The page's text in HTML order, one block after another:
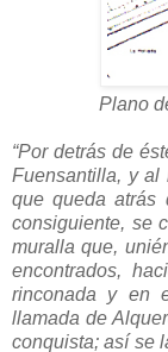
Plano
“Por detrás de
Fuensantilla, y al
que queda atrás
consiguiente, se
muralla que,
encontrados,
rinconada y en
llamada de
conquista; así se